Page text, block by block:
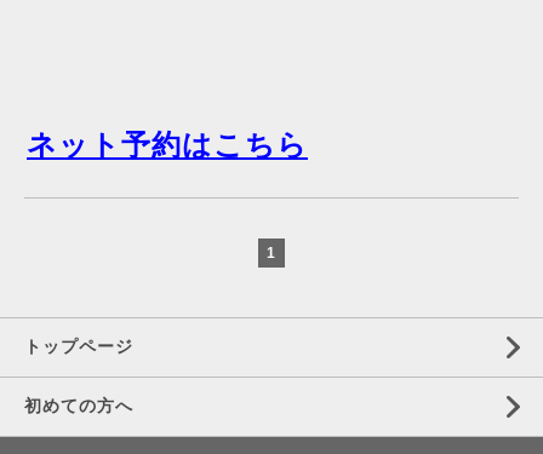
ネット予約はこちら
1
トップページ
初めての方へ